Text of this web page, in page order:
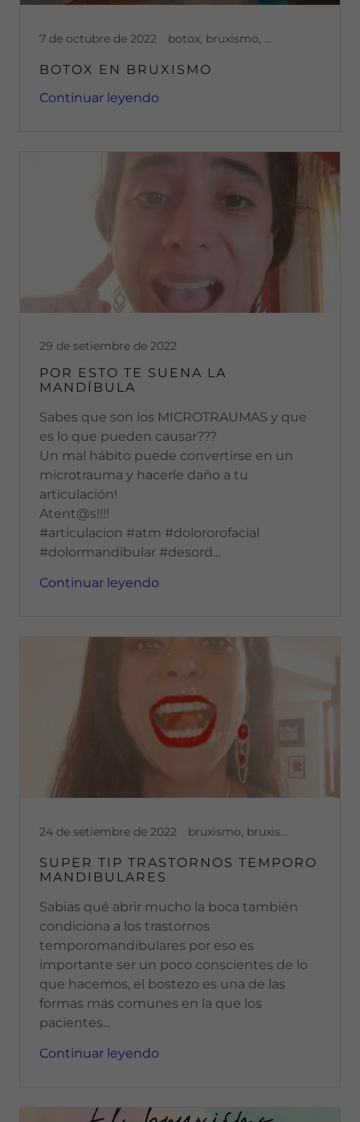
7 de octubre de 2022 botox, bruxismo, desgaste de dientes, desgaste dental, disfuncion, dolor articular, dolor muscular
BOTOX EN BRUXISMO
Continuar leyendo
29 de setiembre de 2022
POR ESTO TE SUENA LA
MANDÍBULA
Sabes que son los MICROTRAUMAS y que
es lo que pueden causar???
Un mal hábito puede convertirse en un
microtrauma y hacerle daño a tu
articulación!
Atent@s!!!!
#articulacion #atm #dolororofacial
#dolormandibular #desord...
Continuar leyendo
24 de setiembre de 2022 bruxismo, bruxismo en niños, buenos habitos, buenos hábitos, disfuncion, disfuncion temporomandibular, dolor, dolor articular, dolor cronico, dolor muscular, dopamina
SUPER TIP TRASTORNOS TEMPORO
MANDIBULARES
Sabias qué abrir mucho la boca también
condiciona a los trastornos
temporomandibulares por eso es
importante ser un poco conscientes de lo
que hacemos, el bostezo es una de las
formas más comunes en la que los
pacientes...
Continuar leyendo